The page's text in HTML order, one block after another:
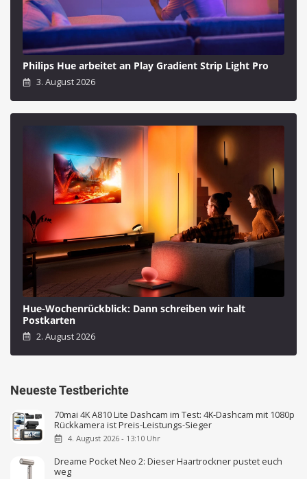
Philips Hue arbeitet an Play Gradient Strip Light Pro
3. August 2026
Hue-Wochenrückblick: Dann schreiben wir halt
Postkarten
2. August 2026
Neueste Testberichte
70mai 4K A810 Lite Dashcam im Test: 4K-Dashcam mit 1080p
Rückkamera ist Preis-Leistungs-Sieger
4. August 2026 - 13:10 Uhr
Dreame Pocket Neo 2: Dieser Haartrockner pustet euch
weg